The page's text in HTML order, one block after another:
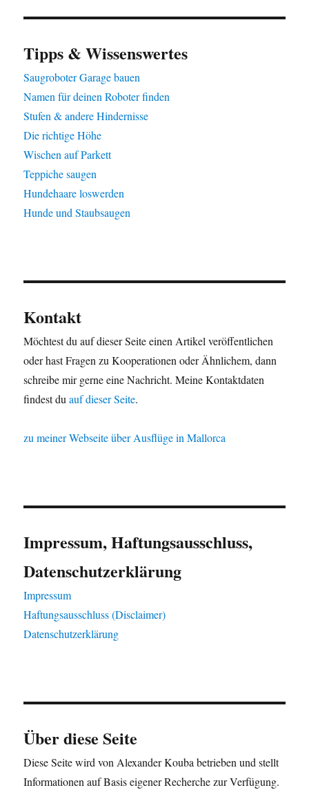
Tipps & Wissenswertes
Saugroboter Garage bauen
Namen für deinen Roboter finden
Stufen & andere Hindernisse
Die richtige Höhe
Wischen auf Parkett
Teppiche saugen
Hundehaare loswerden
Hunde und Staubsaugen
Kontakt
Möchtest du auf dieser Seite einen Artikel veröffentlichen
oder hast Fragen zu Kooperationen oder Ähnlichem, dann
schreibe mir gerne eine Nachricht. Meine Kontaktdaten
findest duauf dieser Seite.
zu meiner Webseite über Ausflüge in Mallorca
Impressum, Haftungsausschluss,
Datenschutzerklärung
Impressum
Haftungsausschluss (Disclaimer)
Datenschutzerklärung
Über diese Seite
Diese Seite wird von Alexander Kouba betrieben und stellt
Informationen auf Basis eigener Recherche zur Verfügung.